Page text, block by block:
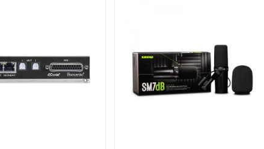
de natuurlijke schoonheid van het geluid. Met zijn
zonder ook maar iets in te leveren aan kwaliteit en helderheid.
voor de schakelaars
boost) voor meer controle met grafische weergave van
voor een uitzonderlijk cleane en natuurlijke
miking van instrumenten), wanneer warme en soepele
or hung from a boom. It is shipped in the boom mounting